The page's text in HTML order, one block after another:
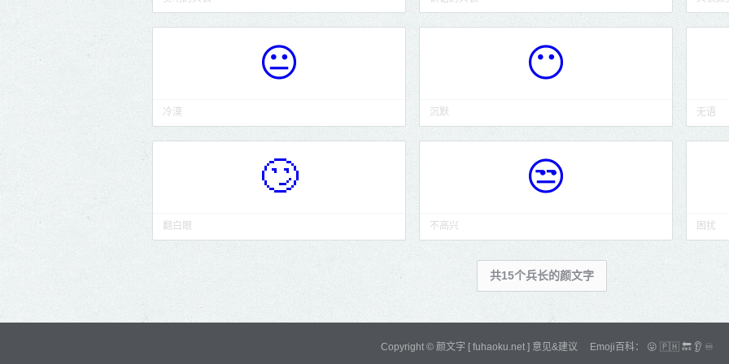
😐
冷漠
😶
沉默 无语
🙄
翻白眼
😒
不高兴 困扰
共15个兵长的颜文字
Copyright © 颜文字 [ fuhaoku.net ] 意见&建议 Emoji百科： 😛 🇵🇭 🔙 👂 ♾️